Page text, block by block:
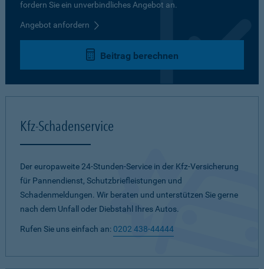
fordern Sie ein unverbindliches Angebot an.
Angebot anfordern
Beitrag berechnen
Kfz-Schadenservice
Der europaweite 24-Stunden-Service in der Kfz-Versicherung
für Pannendienst, Schutzbriefleistungen und
Schadenmeldungen. Wir beraten und unterstützen Sie gerne
nach dem Unfall oder Diebstahl Ihres Autos.
Rufen Sie uns einfach an: 0202 438-44444